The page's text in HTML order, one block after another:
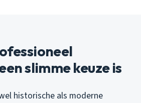
slimme keuze is
historische als moderne